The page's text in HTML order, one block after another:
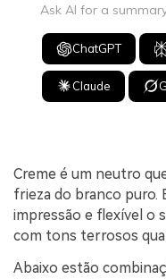
Ask AI for a
ChatGPT
Claude
Creme é um neutro
frieza do branco puro.
impressão e flexível o
com tons terrosos
Abaixo estão